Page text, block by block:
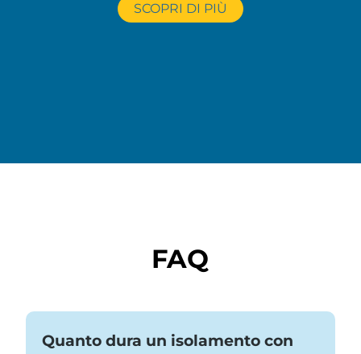
SCOPRI DI PIÙ
FAQ
Quanto dura un isolamento con